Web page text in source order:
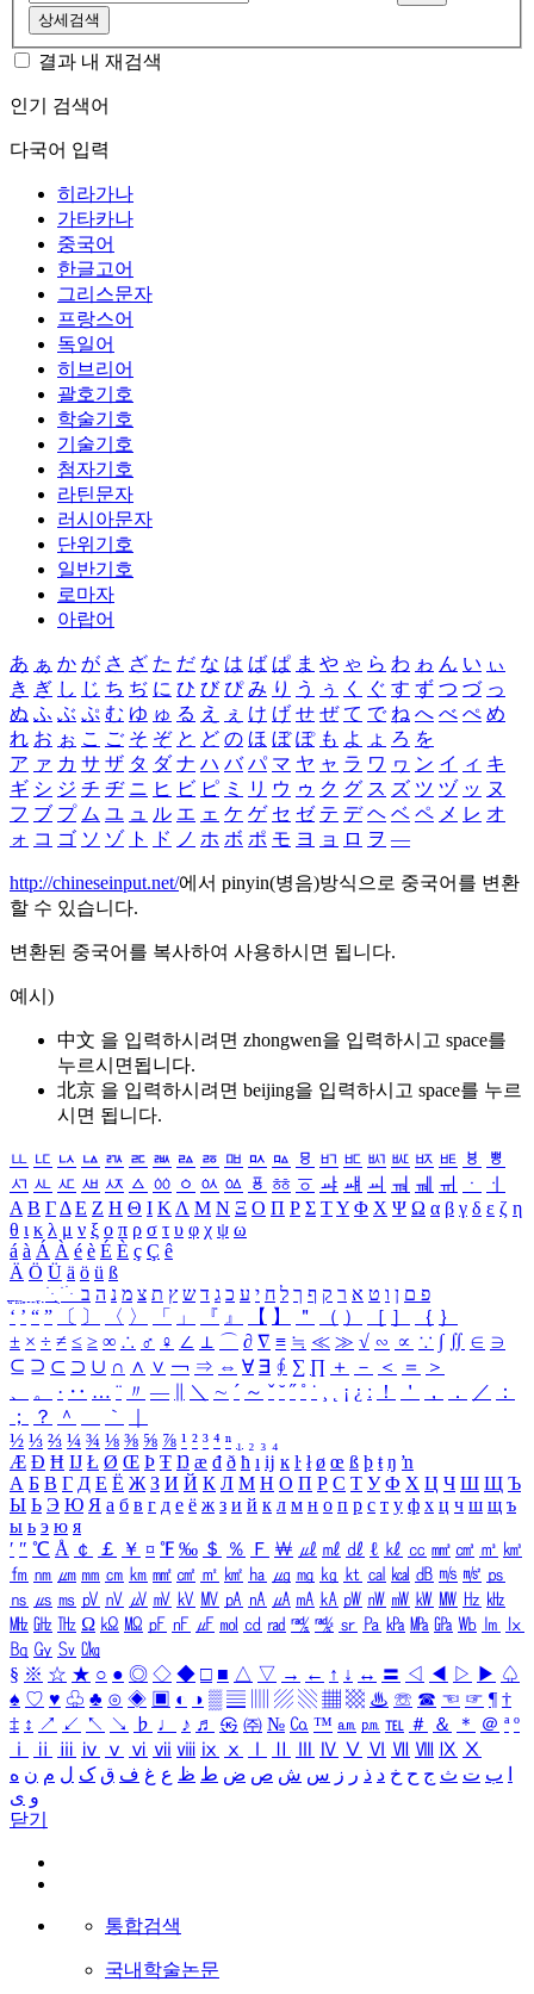
상세검색
결과 내 재검색
인기 검색어
다국어 입력
히라가나
가타카나
중국어
한글고어
그리스문자
프랑스어
독일어
히브리어
괄호기호
학술기호
기술기호
첨자기호
라틴문자
러시아문자
단위기호
일반기호
로마자
아랍어
あ ぁ か が さ ざ た だ な は ば ぱ ま や ゃ ら わ ゎ ん い ぃ
き ぎ し じ ち ぢ に ひ び ぴ み り う ぅ く ぐ す ず つ づ っ
ぬ ふ ぶ ぷ む ゆ ゅ る え ぇ け げ せ ぜ て で ね へ べ ぺ め
れ お ぉ こ ご そ ぞ と ど の ほ ぼ ぽ も よ ょ ろ を
ア ァ カ サ ザ タ ダ ナ ハ バ パ マ ヤ ャ ラ ワ ヮ ン イ ィ キ
ギ シ ジ チ ヂ ニ ヒ ビ ピ ミ リ ウ ゥ ク グ ス ズ ツ ヅ ッ ヌ
フ ブ プ ム ユ ュ ル エ ェ ケ ゲ セ ゼ テ デ ヘ ベ ペ メ レ オ
ォ コ ゴ ソ ゾ ト ド ノ ホ ボ ポ モ ヨ ョ ロ ヲ ―
http://chineseinput.net/에서 pinyin(병음)방식으로 중국어를 변환
할 수 있습니다.
변환된 중국어를 복사하여 사용하시면 됩니다.
예시)
中文 을 입력하시려면 zhongwen을 입력하시고 space를
누르시면됩니다.
北京 을 입력하시려면 beijing을 입력하시고 space를 누르
시면 됩니다.
ㅥ ㅦ ㅧ ㅨ ㅩ ㅪ ㅫ ㅬ ㅭ ㅮ ㅯ ㅰ ㅱ ㅲ ㅳ ㅴ ㅵ ㅶ ㅷ ㅸ
ㅹ
ㅺ ㅻ ㅼ ㅽ ㅾ ㅿ ㆀ ㆁ ㆂ ㆃ ㆄ ㆅ ㆆ ㆇ ㆈ ㆉ ㆊ ㆋ ㆌ ㆍ
ㆎ
Α Β ΓΔ Ε Ζ Η Θ Ι ΚΛ Μ Ν Ξ Ο Π Ρ Σ ΤΥ Φ Χ Ψ Ω α β γ δ ε ζ η
θ ι κ λ μ ν ξ ο π ρ σ τ υ φ χ ψ ω
á à Á À é è É È ç Ç ê
Ä Ö Ü ä ö ü ß
ִֶֹ ֻּ ׁׂ פ ם ן ו ט א ר ק ף ך ל ח י ע כ ג ד ש ץ ת צ מ נ ה ב
‘ ’ “ ” 〔 〕 〈 〉 「 」 『 』 【 】 ＂ （ ） ［ ］ ｛ ｝
± × ÷ ≠ ≤ ≥ ∞ ∴ ♂ ♀ ∠ ⊥ ⌒ ∂ ∇ ≡ ≒ ≪ ≫ √ ∽ ∝ ∵ ∫ ∬ ∈ ∋
⊆ ⊇ ⊂ ⊃ ∪ ∩ ∧ ∨ ￢ ⇒ ⇔ ∀ ∃ ∮ ∑ ∏ ＋ － ＜ ＝
＞
、
。 · ‥ … ¨ 〃 ― ＼ ∼ ´ ～ ˇ ˘ ˝ ˚ ˙ ¸ ¡ ¿ ː ！ ＇ ， ． ／
：
；
？ ＾ ｀
½ ⅓ ⅔ ¼ ¾ ⅛ ⅜ ⅝ ⅞ ¹ ² ³ ⁴ ⁿ ₁ ₂ ₃ ₄
Æ Ð Ħ Ĳ Ł Ø Œ Þ Ŧ Ŋ æ đ ð ħ ı ĳ ĸ ŀ ł ø œ ß þ ŧ ŋ ŉ
А Б В Г Д Е Ё Ж З И Й К Л М Н О П Р С Т У Ф Х Ц Ч Ш Щ Ъ
Ы Ь Э Ю Я а б в г д е ё ж з и й к л м н о п р с т у ф х ц ч ш щ ъ
ы ь э ю я
′ ″ ℃ Å ￠ ￡ ￥ ¤ ℉ ‰ ＄ ％ Ｆ ￦ ㎕ ㎖ ㎗ ℓ ㎘ ㏄ ㎣ ㎤ ㎥ ㎦
㎙ ㎚ ㎛ ㎜ ㎝ ㎞ ㎟ ㎠ ㎡ ㎢ ㏊ ㎍ ㎎ ㎏ ㏏ ㎈ ㎉ ㏈ ㎧ ㎨ ㎰
㎱ ㎲ ㎳ ㎴ ㎵ ㎶ ㎷ ㎸ ㎹ ㎀ ㎁ ㎂ ㎃ ㎄ ㎺ ㎻ ㎽ ㎾ ㎿ ㎐ ㎑
㎒ ㎓ ㎔ Ω ㏀ ㏁ ㎊ ㎋ ㎌ ㏖ ㏅ ㎭ ㎮ ㎯ ㏛ ㎩ ㎪ ㎫ ㎬ ㏝ ㏐
㏓
㏃ ㏉ ㏜ ㏆
§ ※ ☆ ★ ○ ● ◎ ◇ ◆ □ ■ △ ▽ → ← ↑ ↓ ↔ 〓 ◁ ◀ ▷ ▶ ♤
♠ ♡ ♥ ♧ ♣ ⊙ ◈ ▣ ◐ ◑ ▒ ▤ ▨ ▧ ▦ ▩ ♨ ☏ ☎ ☜ ☞ ¶ †
‡ ↕ ↗ ↙ ↖ ↘ ♭ ♩ ♪ ♬ ㉿ ㈜ № ㏇ ™ ㏂ ㏘ ℡ ＃ ＆ ＊ ＠ ª º
ⅰ
ⅱ ⅲ ⅳ ⅴ ⅵ ⅶ ⅷ ⅸ ⅹ Ⅳ Ⅴ Ⅵ Ⅶ Ⅷ Ⅸ Ⅹ
ب ت ث ج ح خ د ذ ر ز س ش ص ض ط ظ ع غ ف ق ک ل م ن ه
و ی
닫기
통합검색
국내학술논문